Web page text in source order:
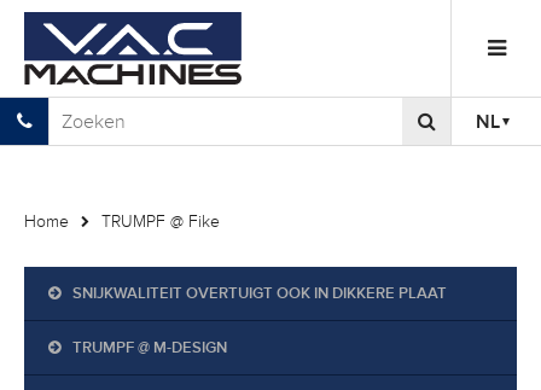
NL
Home TRUMPF @ Fike
SNIJKWALITEIT OVERTUIGT OOK IN DIKKERE PLAAT
TRUMPF @ M-DESIGN